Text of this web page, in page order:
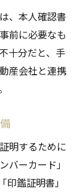
、本人確認書
前に必要なも
十分だと、手
産会社と連携
明するために
バーカード」
鑑証明書」